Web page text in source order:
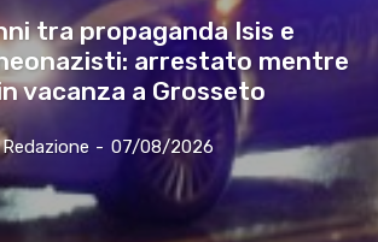
tra propaganda Isis e
arrestato mentre
vacanza a Grosseto
Redazione - 07/08/2026